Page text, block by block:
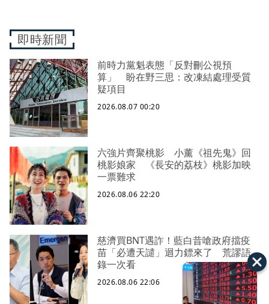
即時新聞
前時力黨魁表態「反對刪公視預
算」 盼在野三思：改凍結處理受質
疑項目
2026.08.07 00:20
六強片齊聚桃影 小薰《祖先鬼》回
桃影娘家 《長安的荔枝》桃影加映
一票難求
2026.08.06 22:20
慈濟買BNT遇詐！藍白昔嗆政府擋疫
苗「必遭天譴」迴力鏢來了 荒謬語
錄一次看
2026.08.06 22:06